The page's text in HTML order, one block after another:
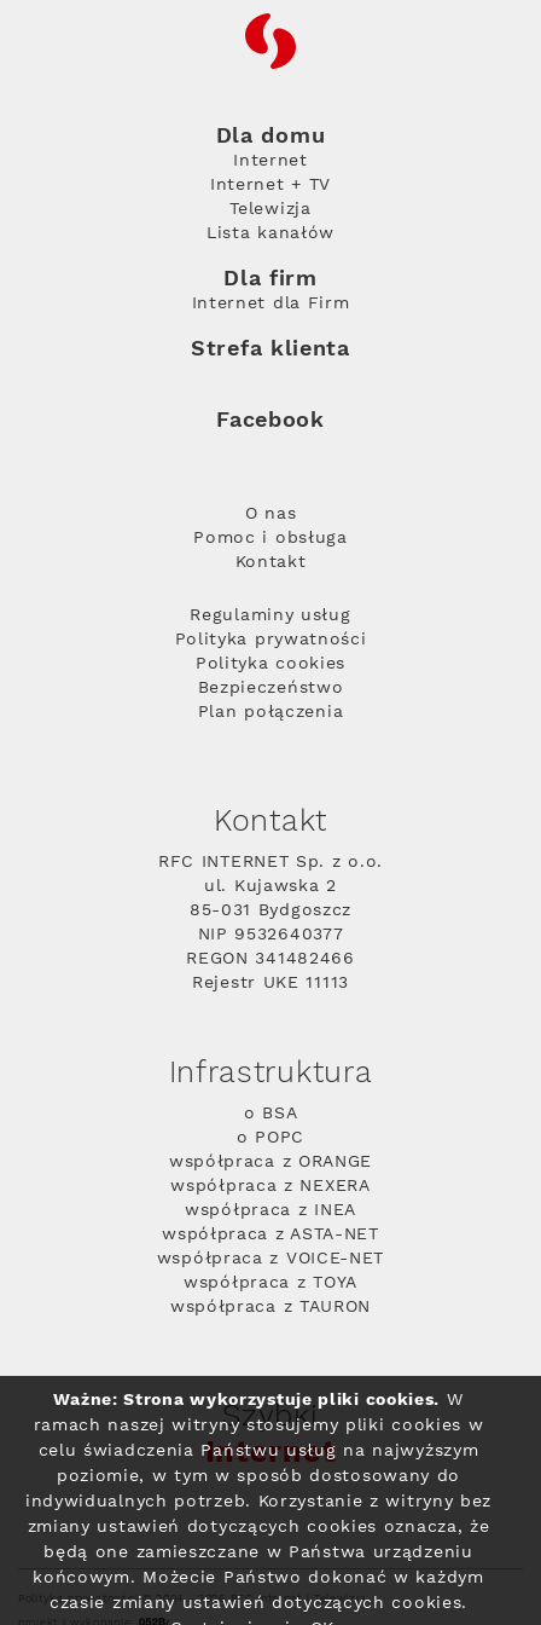
RFC
Dla domu
Internet
Internet + TV
Telewizja
Lista kanałów
Dla firm
Internet dla Firm
Strefa klienta
Facebook
O nas
Pomoc i obsługa
Kontakt
Regulaminy usług
Polityka prywatności
Polityka cookies
Bezpieczeństwo
Plan połączenia
Kontakt
RFC INTERNET Sp. z o.o.
ul. Kujawska 2
85-031 Bydgoszcz
NIP 9532640377
REGON 341482466
Rejestr UKE 11113
Infrastruktura
o BSA
o POPC
współpraca z ORANGE
współpraca z NEXERA
współpraca z INEA
współpraca z ASTA-NET
współpraca z VOICE-NET
współpraca z TOYA
współpraca z TAURON
Szybki
Internet
Polityka prywatności© 2004 - 2026 RFC Internet i Telewizja
Ważne: Strona wykorzystuje pliki cookies. W
ramach naszej witryny stosujemy pliki cookies w
celu świadczenia Państwu usług na najwyższym
poziomie, w tym w sposób dostosowany do
indywidualnych potrzeb. Korzystanie z witryny bez
zmiany ustawień dotyczących cookies oznacza, że
będą one zamieszczane w Państwa urządzeniu
końcowym. Możecie Państwo dokonać w każdym
czasie zmiany ustawień dotyczących cookies.